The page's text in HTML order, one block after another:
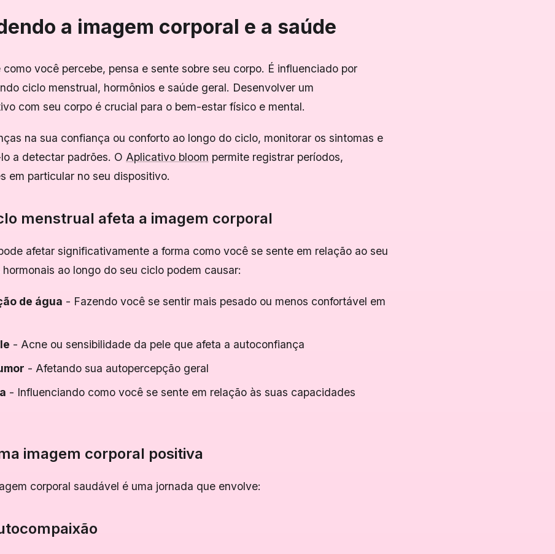
a imagem corporal e a saúde
você percebe, pensa e sente sobre seu corpo. É influenciado por
ciclo menstrual, hormônios e saúde geral. Desenvolver um
com seu corpo é crucial para o bem-estar físico e mental.
na sua confiança ou conforto ao longo do ciclo, monitorar os sintomas e
a detectar padrões. O Aplicativo bloom permite registrar períodos,
em particular no seu dispositivo.
menstrual afeta a imagem corporal
afetar significativamente a forma como você se sente em relação ao seu
ao longo do seu ciclo podem causar:
de água - Fazendo você se sentir mais pesado ou menos confortável em
- Acne ou sensibilidade da pele que afeta a autoconfiança
- Afetando sua autopercepção geral
- Influenciando como você se sente em relação às suas capacidades
imagem corporal positiva
corporal saudável é uma jornada que envolve: